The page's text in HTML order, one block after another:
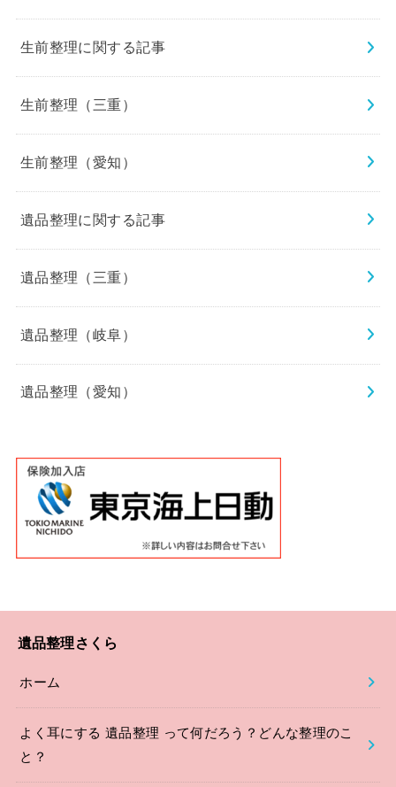
生前整理に関する記事
生前整理（三重）
生前整理（愛知）
遺品整理に関する記事
遺品整理（三重）
遺品整理（岐阜）
遺品整理（愛知）
遺品整理さくら
ホーム
よく耳にする 遺品整理 って何だろう？どんな整理のこ
と？